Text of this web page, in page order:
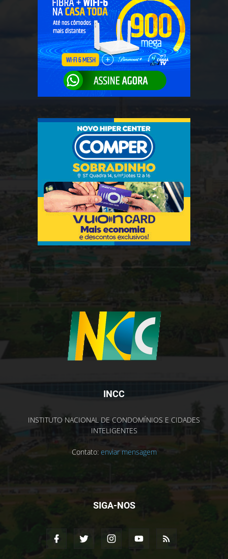
INCC
INSTITUTO NACIONAL DE CONDOMÍNIOS E CIDADES
INTELIGENTES
Contato: enviar mensagem
SIGA-NOS